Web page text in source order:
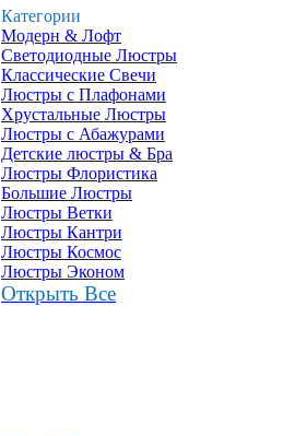
Категории
Модерн & Лофт
Светодиодные Люстры
Классические Свечи
Люстры с Плафонами
Хрустальные Люстры
Люстры с Абажурами
Детские люстры & Бра
Люстры Флористика
Большие Люстры
Люстры Ветки
Люстры Кантри
Люстры Космос
Люстры Эконом
Открыть Все